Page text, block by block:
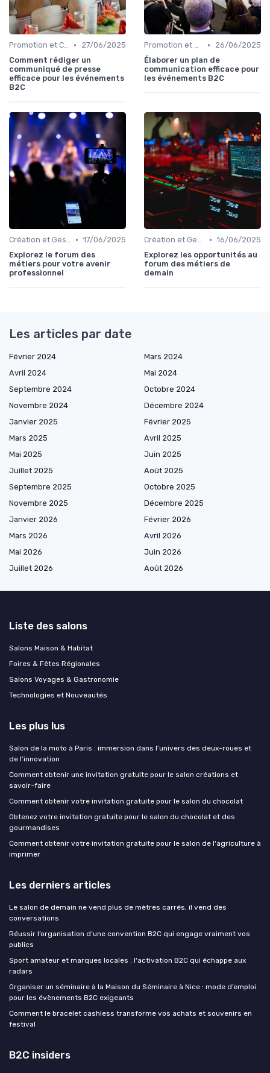
Promotion et Communication de l'Événement •
27/06/2025
Comment rédiger un
communiqué de presse
efficace pour les événements
B2C
Promotion et Communication de l'Événement •
26/06/2025
Élaborer un plan de
communication efficace pour
les événements B2C
Création et Gestion d'un Événement B2C • 17/06/2025
Explorez le forum des
métiers pour votre avenir
professionnel
Création et Gestion d'un Événement B2C • 16/06/2025
Explorez les opportunités au
forum des métiers de
demain
Les articles par date
Février 2024
Mars 2024
Avril 2024
Mai 2024
Septembre 2024
Octobre 2024
Novembre 2024
Décembre 2024
Janvier 2025
Février 2025
Mars 2025
Avril 2025
Mai 2025
Juin 2025
Juillet 2025
Août 2025
Septembre 2025
Octobre 2025
Novembre 2025
Décembre 2025
Janvier 2026
Février 2026
Mars 2026
Avril 2026
Mai 2026
Juin 2026
Juillet 2026
Août 2026
Liste des salons
Salons Maison & Habitat
Foires & Fêtes Régionales
Salons Voyages & Gastronomie
Technologies et Nouveautés
Les plus lus
Salon de la moto à Paris : immersion dans l’univers des deux-roues et
de l’innovation
Comment obtenir une invitation gratuite pour le salon créations et
savoir-faire
Comment obtenir votre invitation gratuite pour le salon du chocolat
Obtenez votre invitation gratuite pour le salon du chocolat et des
gourmandises
Comment obtenir votre invitation gratuite pour le salon de l'agriculture à
imprimer
Les derniers articles
Le salon de demain ne vend plus de mètres carrés, il vend des
conversations
Réussir l’organisation d’une convention B2C qui engage vraiment vos
publics
Sport amateur et marques locales : l'activation B2C qui échappe aux
radars
Organiser un séminaire à la Maison du Séminaire à Nice : mode d’emploi
pour les évènements B2C exigeants
Comment le bracelet cashless transforme vos achats et souvenirs en
festival
B2C insiders